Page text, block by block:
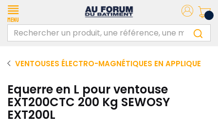
Menu
VENTOUSES ÉLECTRO-MAGNÉTIQUES EN APPLIQUE
Equerre en L pour ventouse
EXT200CTC 200 Kg SEWOSY
EXT200L